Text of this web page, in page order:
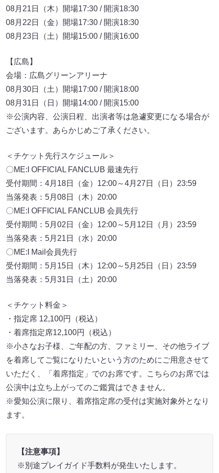
08月21日（木）開場17:30 / 開演18:30
08月22日（金）開場17:30 / 開演18:30
08月23日（土）開場15:00 / 開演16:00
【広島】
会場：広島グリーンアリーナ
08月30日（土）開場17:00 / 開演18:00
08月31日（日）開場14:00 / 開演15:00
※公演内容、公演日程、出演者等は急遽変更になる場合が
ございます。あらかじめご了承ください。
＜チケット先行スケジュール＞
〇ME:I OFFICIAL FANCLUB 最速先行
受付期間：4月18日（金）12:00～4月27日（日）23:59
当落発表：5月08日（木）20:00
〇ME:I OFFICIAL FANCLUB 会員先行
受付期間：5月02日（金）12:00～5月12日（月）23:59
当落発表：5月21日（水）20:00
〇ME:I Mail会員先行
受付期間：5月15日（木）12:00～5月25日（日）23:59
当落発表：5月31日（土）20:00
＜チケット料金＞
・指定席 12,100円（税込）
・着席指定席12,100円（税込）
※小さなお子様、ご年配の方、ファミリー、その他ライブ
を着席してご覧になりたいという方のためにご用意させて
いただく、「着席指定」でのお席です。こちらのお席では
公演中は立ち上がってのご鑑賞はできません。
※愛知公演に限り、着席指定席の受付は実施対象外となり
ます。
【注意事項】
※別途プレイガイド手数料が発生いたします。